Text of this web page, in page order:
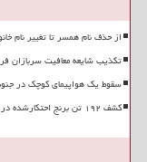
از حذف نام همسر تا تغییر نام
تکذیب شایعه معافیت سربازان
سقوط یک هواپیمای کوچک در جنوب پرو 13 کشته بر
کشف ۱۹۲ تن برنج احتکارشده در بندرعباس